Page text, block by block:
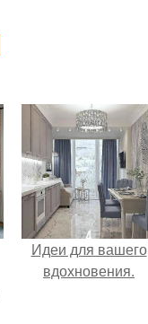
Идеи для вашего
вдохновения.